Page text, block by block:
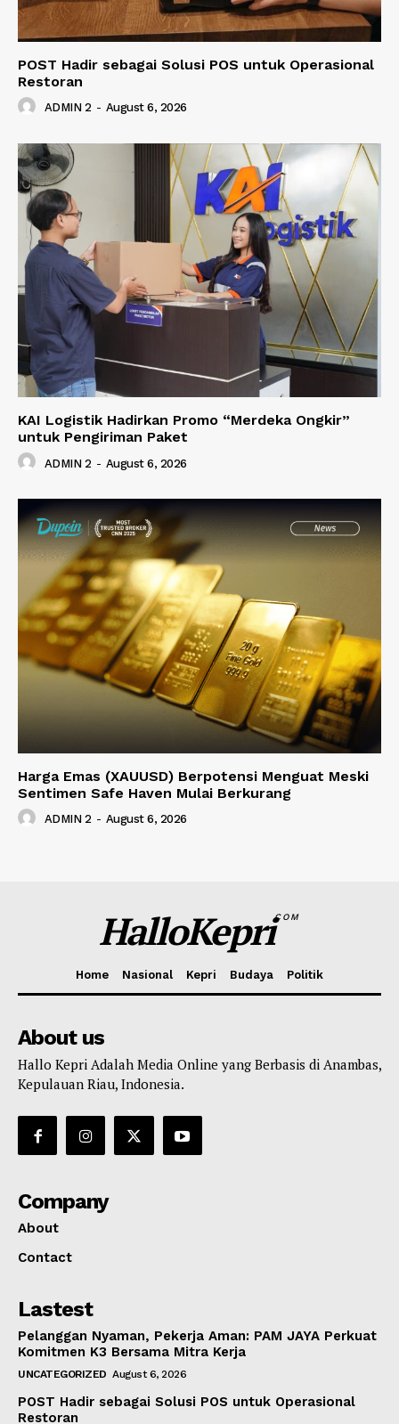
POST Hadir sebagai Solusi POS untuk Operasional
Restoran
ADMIN 2 - August 6, 2026
KAI Logistik Hadirkan Promo “Merdeka Ongkir”
untuk Pengiriman Paket
ADMIN 2 - August 6, 2026
Harga Emas (XAUUSD) Berpotensi Menguat Meski
Sentimen Safe Haven Mulai Berkurang
ADMIN 2 - August 6, 2026
HalloKepriCOM
Home Nasional Kepri Budaya Politik
About us
Hallo Kepri Adalah Media Online yang Berbasis di Anambas,
Kepulauan Riau, Indonesia.
Company
About
Contact
Lastest
Pelanggan Nyaman, Pekerja Aman: PAM JAYA Perkuat
Komitmen K3 Bersama Mitra Kerja
UNCATEGORIZED August 6, 2026
POST Hadir sebagai Solusi POS untuk Operasional
Restoran